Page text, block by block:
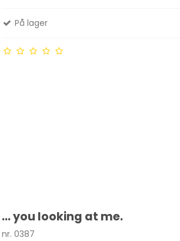
På lager
... you looking at me.
nr. 0387